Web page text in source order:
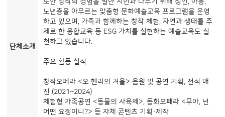
단체소개
노년층을 아우르는 맞춤형 문화예술교육 프로그램을 운영
하고 있으며, 가족과 함께하는 창작 체험, 자연과 생태를 주
제로 한 융합교육 등 ESG 가치를 실현하는 예술교육도 실
천하고 있습니다.
주요 활동 실적
창작오페라 <오 헨리의 겨울> 음원 및 공연 기획, 전석 매
진 (2021~2024)
체험형 가족공연 <동물의 사육제>, 동화오페라 <무아, 넌
어떤 요정이니?> 등 자체 콘텐츠 기획·제작